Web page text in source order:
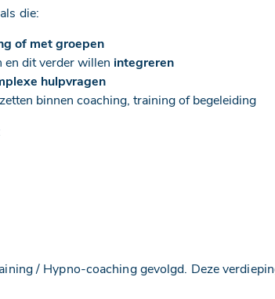
die:
of met groepen
en dit verder willen integreren
hulpvragen
binnen coaching, training of begeleiding
/ Hypno-coaching gevolgd. Deze